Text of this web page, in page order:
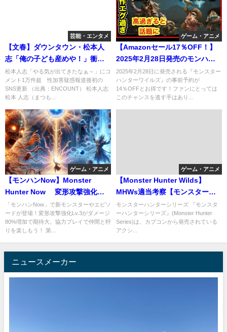
芸能・エンタメ
【文春】ダウンタウン・松本人
志「俺の子ども産めや！」衝撃
の事実！
松本人志「やる気が出てきたなぁ～」にコ
メント1万件超 性加害疑惑報道後初の
SNS更新 （出典：ENCOUNT） 松本人志
松本 人志（まつも...
ゲーム・アニメ
【Amazonセール17％OFF！】
2025年2月28日発売のモンハン
ワイルズ事前予約でメルカリ
2025年2月28日に発売される『モンスター
ハンターワイルズ』の事前予約が
14％OFFとお得です！ファンにとっては
このチャンスを逃す手はあり...
ゲーム・アニメ
【モンハンNow】Monster
Hunter Now 変形攻撃強化
Lv.3さすがに強いか？
「モンハンNow」で新モンスターやエピソ
ードが登場！変形攻撃強化Lv.3がダメージ
80%増加で期待大。協力プレイで仲間と狩
りを楽しもう！ 第...
ゲーム・アニメ
【Monster Hunter Wilds】
MHWs適当考察【モンスターハ
ンターワイルズ
モンスターハンターシリーズ 『モンスタ
ーハンターシリーズ』(Monster Hunter
Series)は、カプコンから発売されている
アクシ...
ニュースメーカー